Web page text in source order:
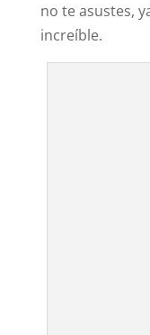
no te asustes,
increíble.